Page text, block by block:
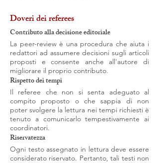
Doveri dei referees
Contributo alla decisione editoriale
La peer-review è una procedura che aiuta i
redattori ad assumere decisioni sugli articoli
proposti e consente anche all'autore di
migliorare il proprio contributo.
Rispetto dei tempi
Il referee che non si senta adeguato al
compito proposto o che sappia di non
poter svolgere la lettura nei tempi richiesti è
tenuto a comunicarlo tempestivamente ai
coordinatori.
Riservatezza
Ogni testo assegnato in lettura deve essere
considerato riservato. Pertanto, tali testi non